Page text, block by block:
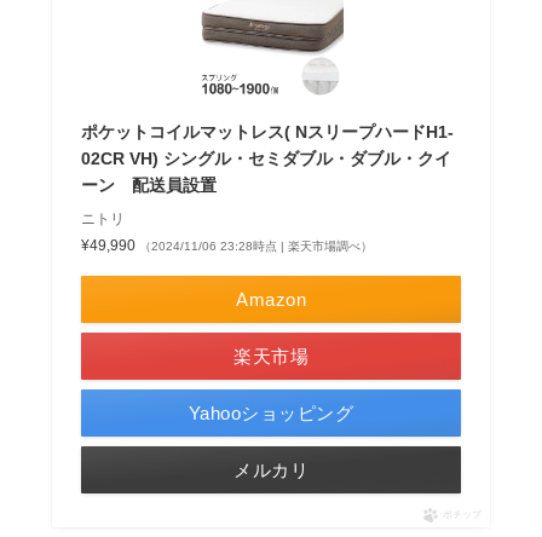
ポケットコイルマットレス( NスリープハードH1-
02CR VH) シングル・セミダブル・ダブル・クイ
ーン 配送員設置
ニトリ
¥49,990
（2024/11/06 23:28時点 | 楽天市場調べ）
Amazon
楽天市場
Yahooショッピング
メルカリ
ポチップ